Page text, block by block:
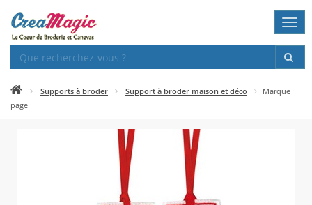
Supports à broder Support à broder maison et déco
Marque
page